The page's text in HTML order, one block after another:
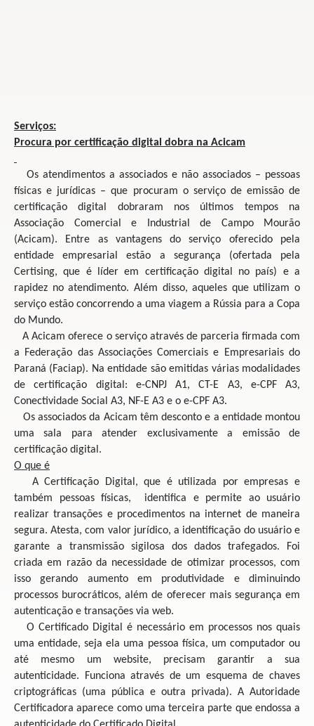
Serviços:
Procura por certificação digital dobra na Acicam
Os atendimentos a associados e não associados – pessoas
físicas e jurídicas – que procuram o serviço de emissão de
certificação digital dobraram nos últimos tempos na
Associação Comercial e Industrial de Campo Mourão
(Acicam). Entre as vantagens do serviço oferecido pela
entidade empresarial estão a segurança (ofertada pela
Certising, que é líder em certificação digital no país) e a
rapidez no atendimento. Além disso, aqueles que utilizam o
serviço estão concorrendo a uma viagem a Rússia para a Copa
do Mundo.
A Acicam oferece o serviço através de parceria firmada com
a Federação das Associações Comerciais e Empresariais do
Paraná (Faciap). Na entidade são emitidas várias modalidades
de certificação digital: e-CNPJ A1, CT-E A3, e-CPF A3,
Conectividade Social A3, NF-E A3 e o e-CPF A3.
Os associados da Acicam têm desconto e a entidade montou
uma sala para atender exclusivamente a emissão de
certificação digital.
O que é
A Certificação Digital, que é utilizada por empresas e
também pessoas físicas, identifica e permite ao usuário
realizar transações e procedimentos na internet de maneira
segura. Atesta, com valor jurídico, a identificação do usuário e
garante a transmissão sigilosa dos dados trafegados. Foi
criada em razão da necessidade de otimizar processos, com
isso gerando aumento em produtividade e diminuindo
processos burocráticos, além de oferecer mais segurança em
autenticação e transações via web.
O Certificado Digital é necessário em processos nos quais
uma entidade, seja ela uma pessoa física, um computador ou
até mesmo um website, precisam garantir a sua
autenticidade. Funciona através de um esquema de chaves
criptográficas (uma pública e outra privada). A Autoridade
Certificadora aparece como uma terceira parte que endossa a